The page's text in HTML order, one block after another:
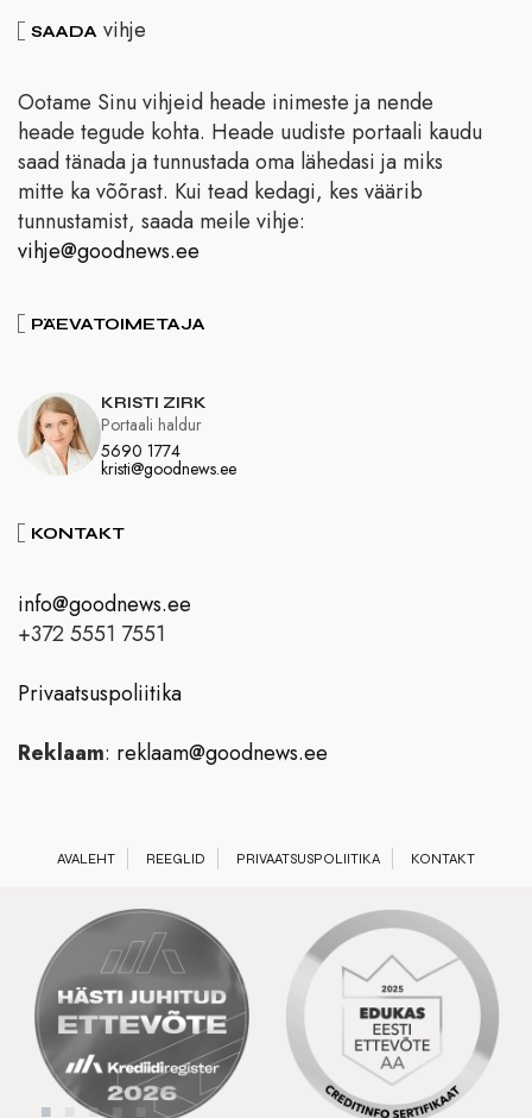
SAADA vihje
Ootame Sinu vihjeid heade inimeste ja nende
heade tegude kohta. Heade uudiste portaali kaudu
saad tänada ja tunnustada oma lähedasi ja miks
mitte ka võõrast. Kui tead kedagi, kes väärib
tunnustamist, saada meile vihje:
vihje@goodnews.ee
PÄEVATOIMETAJA
KRISTI ZIRK
5690 1774
kristi@goodnews.ee
Portaali haldur
KONTAKT
info@goodnews.ee
+372 5551 7551
Privaatsuspoliitika
Reklaam: reklaam@goodnews.ee
AVALEHT REEGLID PRIVAATSUSPOLIITIKA KONTAKT